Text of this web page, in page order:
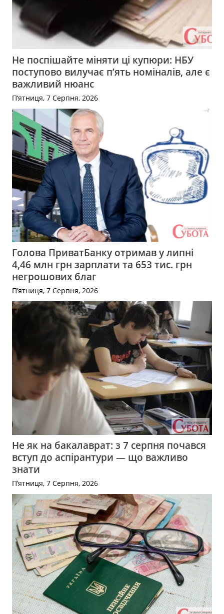
Не поспішайте міняти ці купюри: НБУ
поступово вилучає п’ять номіналів, але є
важливий нюанс
П’ятниця, 7 Серпня, 2026
Голова ПриватБанку отримав у липні
4,46 млн грн зарплати та 653 тис. грн
негрошових благ
П’ятниця, 7 Серпня, 2026
Не як на бакалаврат: з 7 серпня почався
вступ до аспірантури — що важливо
знати
П’ятниця, 7 Серпня, 2026